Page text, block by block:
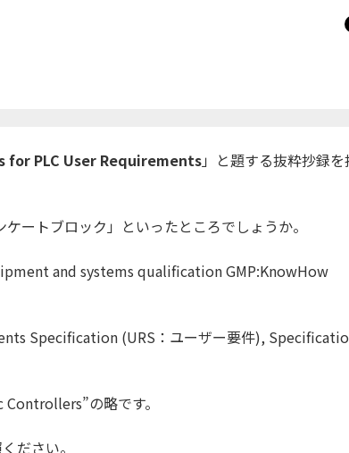
for PLC User Requirements」と題する抜粋抄録を
ケートブロック」といったところでしょうか。
and systems qualification GMP:KnowHow
Specification (URS：ユーザー要件),
の略です。
ださい。